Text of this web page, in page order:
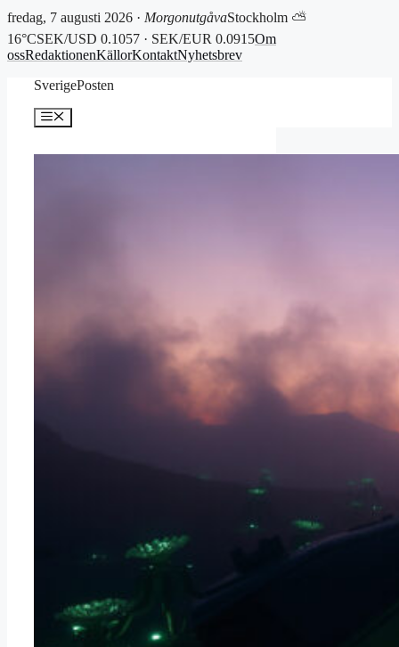
fredag, 7 augusti 2026 · MorgonutgåvaStockholm ⛅
16°CSEK/USD 0.1057 · SEK/EUR 0.0915Om
ossRedaktionenKällorKontaktNyhetsbrev
SverigePosten
Meny